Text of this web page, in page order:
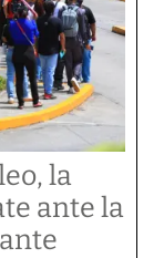
la
ante la